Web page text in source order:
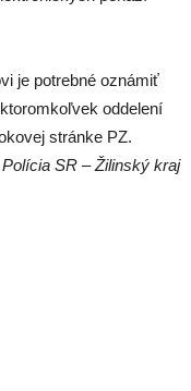
je potrebné oznámiť
oddelení
stránke PZ.
SR – Žilinský kraj